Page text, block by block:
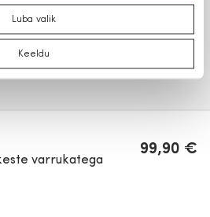
Luba valik
Keeldu
varrukatega
99,90 €